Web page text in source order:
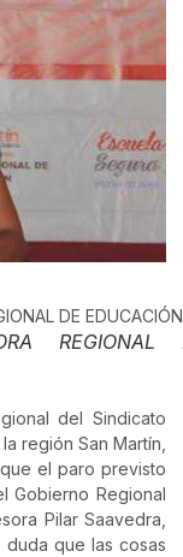
REGIONAL
del Sindicato
región San Martín,
el paro previsto
Gobierno Regional
Pilar Saavedra,
que las cosas